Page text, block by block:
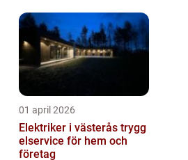
01 april 2026
Elektriker i västerås trygg
elservice för hem och
företag